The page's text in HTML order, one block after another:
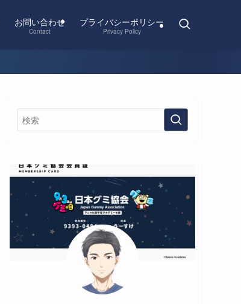
お問い合わせ
Contact
プライバシーポリシー
Privacy Policy